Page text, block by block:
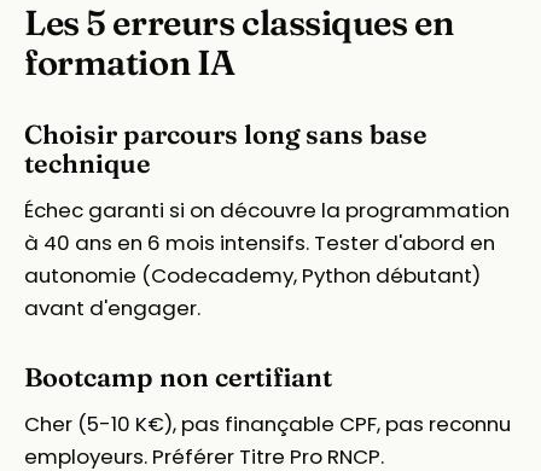
Les 5 erreurs classiques en
formation IA
Choisir parcours long sans base
technique
Échec garanti si on découvre la programmation
à 40 ans en 6 mois intensifs. Tester d'abord en
autonomie (Codecademy, Python débutant)
avant d'engager.
Bootcamp non certifiant
Cher (5-10 K€), pas finançable CPF, pas reconnu
employeurs. Préférer Titre Pro RNCP.